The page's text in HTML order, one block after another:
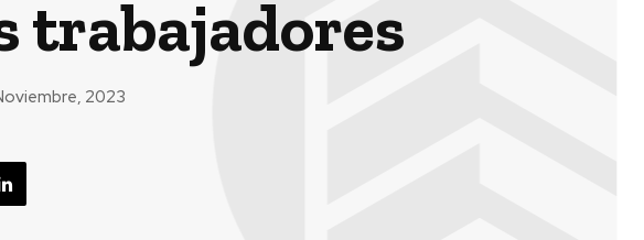
trabajadores
2023